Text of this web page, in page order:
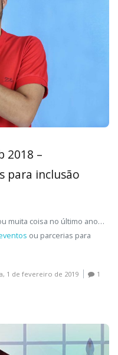
2018 –
para inclusão
muita coisa no último ano…
ou parcerias para
1 de fevereiro de 2019
1